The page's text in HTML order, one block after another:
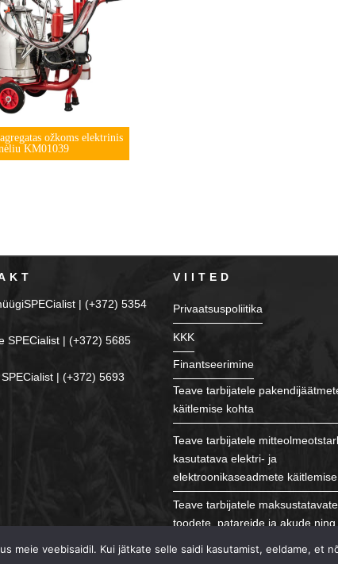
ožkoms elektrinis
KM01039
| (+372) 5354
SPECialist | (+372) 5685
| (+372) 5693
VIITED
Privaatsuspoliitika
KKK
Finantseerimine
Teave tarbijatele
käitlemise kohta
Teave tarbijatele
kasutatava elektri- ja
elektroonikaseadmete
Teave tarbijatele maksustatavate
toodete, patareide ja akude
meie veebisaidil. Kui jätkate selle saidi kasutamist, eeldame, et